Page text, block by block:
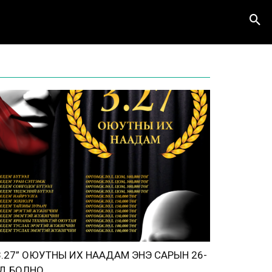
ОЮУТНЫ ИХ НААДАМ ЭНЭ САРЫН 26-